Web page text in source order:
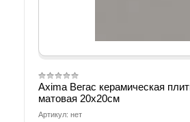
Axima Вегас керамическая
матовая 20х20см
Артикул: нет